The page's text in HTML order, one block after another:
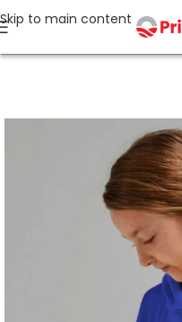
Skip to main content